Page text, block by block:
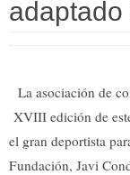
La asociación de
XVIII edición de
el gran deportista
Fundación, Javi